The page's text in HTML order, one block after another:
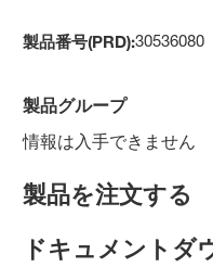
製品番号(PRD):30536080
製品グループ
情報は入手できません
製品を注文する
ドキュメントダ